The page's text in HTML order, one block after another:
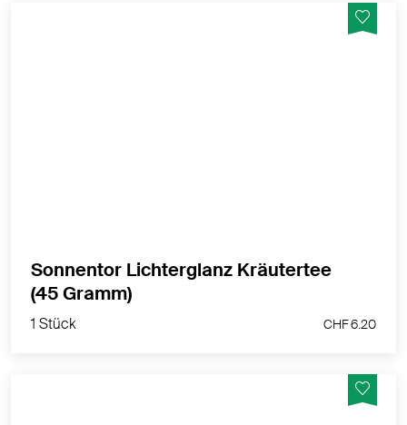
1 Stück
Sonnentor Lichterglanz Kräutertee
(45 Gramm)
1 Stück CHF 6.20